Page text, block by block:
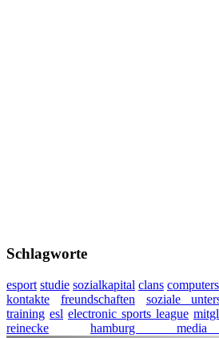
Schlagworte
esport studie sozialkapital clans
kontakte
freundschaften soziale
training esl electronic sports league
reinecke
hamburg